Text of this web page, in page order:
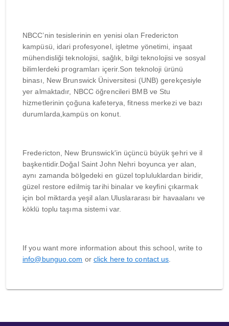
NBCC’nin tesislerinin en yenisi olan Fredericton
kampüsü, idari profesyonel, işletme yönetimi, inşaat
mühendisliği teknolojisi, sağlık, bilgi teknolojisi ve sosyal
bilimlerdeki programları içerir.Son teknoloji ürünü
binası, New Brunswick Üniversitesi (UNB) gerekçesiyle
yer almaktadır, NBCC öğrencileri BMB ve Stu
hizmetlerinin çoğuna kafeterya, fitness merkezi ve bazı
durumlarda,kampüs on konut.
Fredericton, New Brunswick'in üçüncü büyük şehri ve il
başkentidir.Doğal Saint John Nehri boyunca yer alan,
aynı zamanda bölgedeki en güzel topluluklardan biridir,
güzel restore edilmiş tarihi binalar ve keyfini çıkarmak
için bol miktarda yeşil alan.Uluslararası bir havaalanı ve
köklü toplu taşıma sistemi var.
If you want more information about this school, write to
info@bunguo.com or click here to contact us